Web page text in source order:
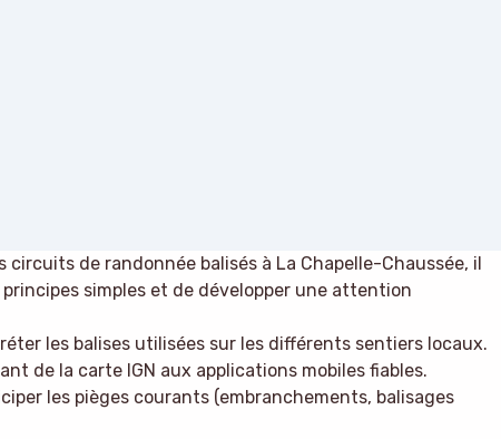
circuits de randonnée balisés à La Chapelle-Chaussée, il
simples et de développer une attention
les balises utilisées sur les différents sentiers locaux.
de la carte IGN aux applications mobiles fiables.
les pièges courants (embranchements, balisages